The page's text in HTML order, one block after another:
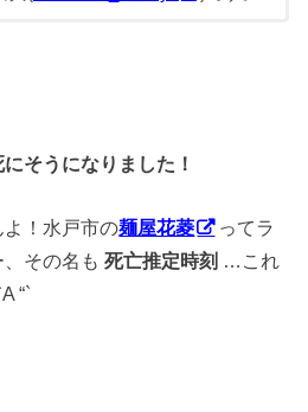
そうになりました！
よ！水戸市の麺屋花菱
ってラ
、その名も死亡推定時刻 …これ
“`